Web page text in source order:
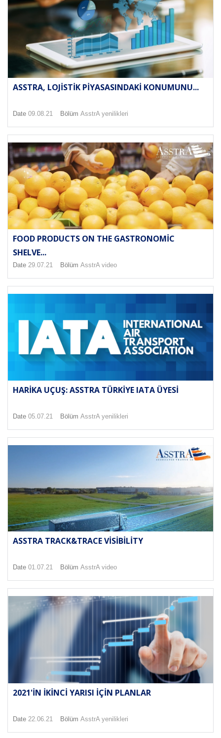
ASSTRA, LOJISTIK PIYASASINDAKI KONUMUNU...
Date 09.08.21 Bölüm AsstrA yenilikleri
FOOD PRODUCTS ON THE GASTRONOMIC
SHELVE...
Date 29.07.21 Bölüm AsstrA video
HARIKA UÇUŞ: ASSTRA TÜRKIYE IATA ÜYESI
Date 05.07.21 Bölüm AsstrA yenilikleri
ASSTRA TRACK&TRACE VISIBILITY
Date 01.07.21 Bölüm AsstrA video
2021'IN IKINCI YARISI IÇIN PLANLAR
Date 22.06.21 Bölüm AsstrA yenilikleri